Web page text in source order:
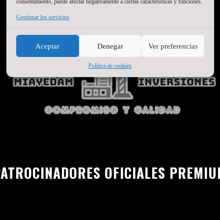
Gestionar los servicios
Aceptar Denegar Ver preferencias
Política de cookies
OFICIALES